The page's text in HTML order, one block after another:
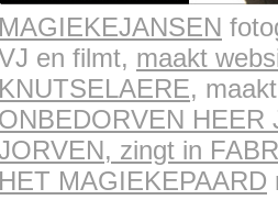
MAGIEKEJANSEN
en filmt, maakt
KNUTSELAERE,
ONBEDORVEN HEER
zingt in
HET MAGIEKEPAARD